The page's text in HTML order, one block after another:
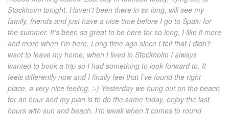
Stockholm tonight. Haven’t been there in so long, will see my
family, friends and just have a nice time before I go to Spain for
the summer. It’s been so great to be here for so long, I like it more
and more when I’m here. Long time ago since I felt that I didn’t
want to leave my home, when I lived in Stockholm I always
wanted to book a trip so I had something to look forward to. It
feels differently now and I finally feel that I’ve found the right
place, a very nice feeling. :-) Yesterday we hung out on the beach
for an hour and my plan is to do the same today, enjoy the last
hours with sun and beach. I’m weak when it comes to round